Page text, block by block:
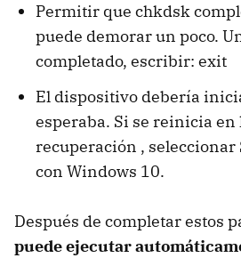
Permitir que chkdsk
puede demorar un poco.
completado, escribir: exit
El dispositivo debería
esperaba. Si se reinicia en
recuperación ,
con Windows 10.
Después de completar estos
puede ejecutar